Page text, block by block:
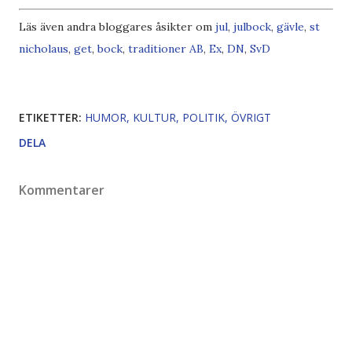
Läs även andra bloggares åsikter om jul, julbock, gävle, st
nicholaus, get,bock, traditioner AB, Ex, DN, SvD
ETIKETTER: HUMOR KULTUR POLITIK ÖVRIGT
DELA
Kommentarer